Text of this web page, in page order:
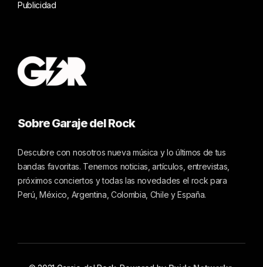
Publicidad
Sobre Garaje del Rock
Descubre con nosotros nueva música y lo últimos de tus
bandas favoritas. Tenemos noticias, artículos, entrevistas,
próximos conciertos y todas las novedades el rock para
Perú, México, Argentina, Colombia, Chile y España.